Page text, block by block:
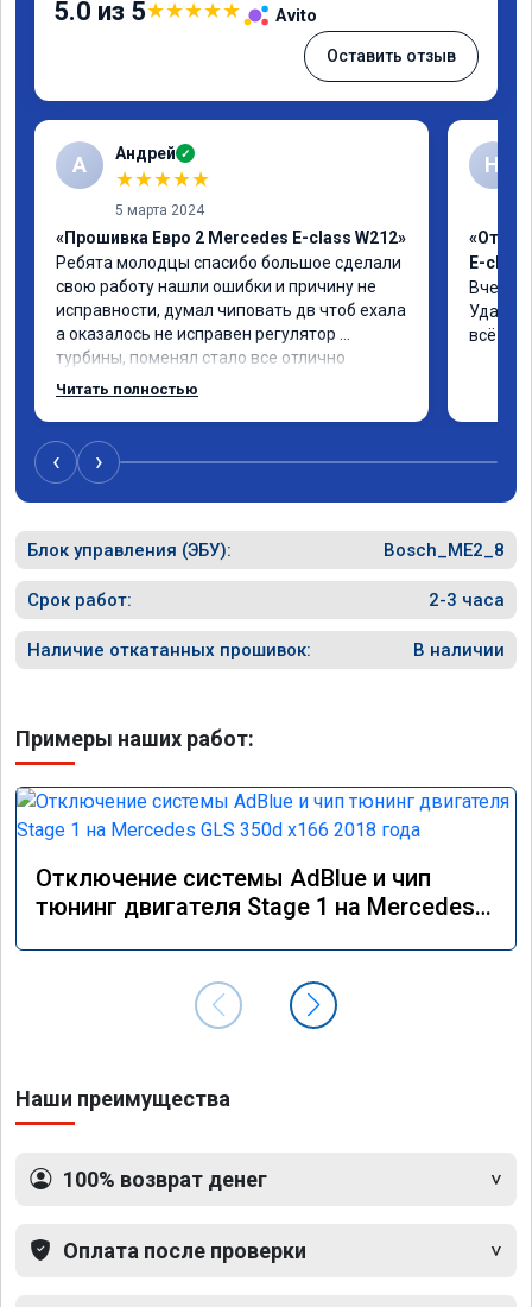
5.0 из 5★★★★★ Avito
Оставить отзыв
А Андрей ✓
★★★★★
5 марта 2024
«Прошивка Евро 2 Mercedes E-class W212»
Ребята молодцы спасибо большое сделали
свою работу нашли ошибки и причину не
исправности, думал чиповать дв чтоб ехала
а оказалось не исправен регулятор
турбины, поменял стало все отлично
Читать полностью
Н
E-class
Вчера
всё
‹ ›
Блок управления (ЭБУ): Bosch_ME2_8
Срок работ: 2-3 часа
Наличие откатанных прошивок: В наличии
Примеры наших работ:
Отключение системы AdBlue и чип
тюнинг двигателя Stage 1 на Mercedes
Наши преимущества
100% возврат денег
Оплата после проверки